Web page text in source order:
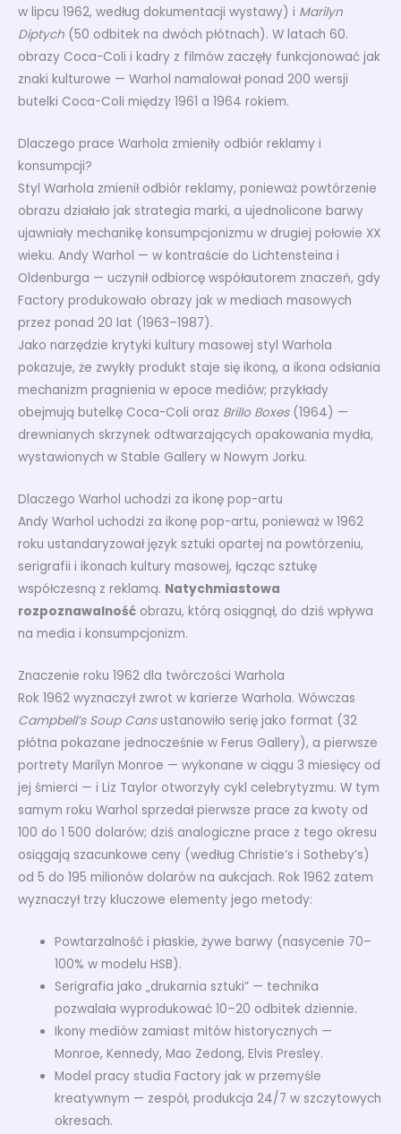
w lipcu 1962, według dokumentacji wystawy) i Marilyn
Diptych (50 odbitek na dwóch płótnach). W latach 60.
obrazy Coca-Coli i kadry z filmów zaczęły funkcjonować jak
znaki kulturowe — Warhol namalował ponad 200 wersji
butelki Coca-Coli między 1961 a 1964 rokiem.
Dlaczego prace Warhola zmieniły odbiór reklamy i
konsumpcji?
Styl Warhola zmienił odbiór reklamy, ponieważ powtórzenie
obrazu działało jak strategia marki, a ujednolicone barwy
ujawniały mechanikę konsumpcjonizmu w drugiej połowie XX
wieku. Andy Warhol — w kontraście do Lichtensteina i
Oldenburga — uczynił odbiorcę współautorem znaczeń, gdy
Factory produkowało obrazy jak w mediach masowych
przez ponad 20 lat (1963–1987).
Jako narzędzie krytyki kultury masowej styl Warhola
pokazuje, że zwykły produkt staje się ikoną, a ikona odsłania
mechanizm pragnienia w epoce mediów; przykłady
obejmują butelkę Coca-Coli oraz Brillo Boxes(1964) —
drewnianych skrzynek odtwarzających opakowania mydła,
wystawionych w Stable Gallery w Nowym Jorku.
Dlaczego Warhol uchodzi za ikonę pop-artu
Andy Warhol uchodzi za ikonę pop-artu, ponieważ w 1962
roku ustandaryzował język sztuki opartej na powtórzeniu,
serigrafii i ikonach kultury masowej, łącząc sztukę
współczesną z reklamą. Natychmiastowa
rozpoznawalność obrazu, którą osiągnął, do dziś wpływa
na media i konsumpcjonizm.
Znaczenie roku 1962 dla twórczości Warhola
Rok 1962 wyznaczył zwrot w karierze Warhola. Wówczas
Campbell’s Soup Cansustanowiło serię jako format (32
płótna pokazane jednocześnie w Ferus Gallery), a pierwsze
portrety Marilyn Monroe — wykonane w ciągu 3 miesięcy od
jej śmierci — i Liz Taylor otworzyły cykl celebrytyzmu. W tym
samym roku Warhol sprzedał pierwsze prace za kwoty od
100 do 1 500 dolarów; dziś analogiczne prace z tego okresu
osiągają szacunkowe ceny (według Christie’s i Sotheby’s)
od 5 do 195 milionów dolarów na aukcjach. Rok 1962 zatem
wyznaczył trzy kluczowe elementy jego metody:
Powtarzalność i płaskie, żywe barwy (nasycenie 70–
100% w modelu HSB).
Serigrafia jako „drukarnia sztuki” — technika
pozwalała wyprodukować 10–20 odbitek dziennie.
Ikony mediów zamiast mitów historycznych —
Monroe, Kennedy, Mao Zedong, Elvis Presley.
Model pracy studia Factory jak w przemyśle
kreatywnym — zespół, produkcja 24/7 w szczytowych
okresach.